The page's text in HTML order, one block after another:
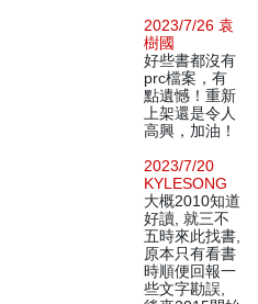
2023/7/26 袁
樹國
好些書都沒有
prc檔案，有
點遺憾！重新
上架還是令人
高興，加油！
2023/7/20
KYLESONG
大概2010知道
好讀, 就三不
五時來此找書,
原本只有看書
時順便回報一
些文字勘誤,